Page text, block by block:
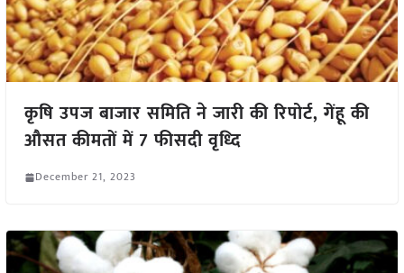
कृषि उपज बाजार समिति ने जारी की रिपोर्ट, गेंहू की
औसत कीमतों में 7 फीसदी वृध्दि
December 21, 2023